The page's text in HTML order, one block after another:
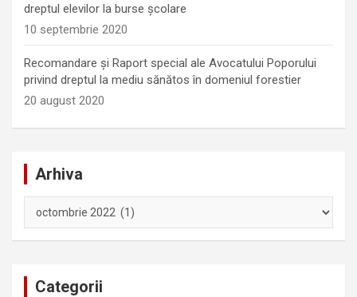
dreptul elevilor la burse școlare
10 septembrie 2020
Recomandare și Raport special ale Avocatului Poporului
privind dreptul la mediu sănătos în domeniul forestier
20 august 2020
Arhiva
Categorii